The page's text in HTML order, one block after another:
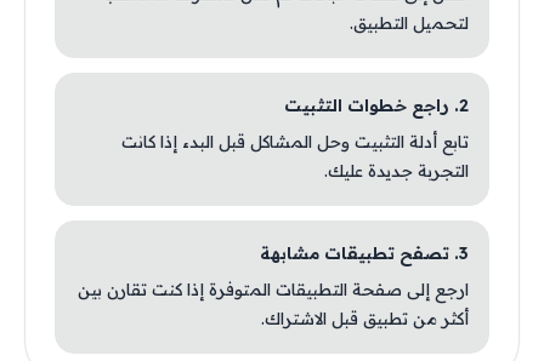
لتحميل التطبيق.
2. راجع خطوات التثبيت
تابع أدلة التثبيت وحل المشاكل قبل البدء إذا كانت
التجربة جديدة عليك.
3. تصفح تطبيقات مشابهة
ارجع إلى صفحة التطبيقات المتوفرة إذا كنت تقارن بين
أكثر من تطبيق قبل الاشتراك.